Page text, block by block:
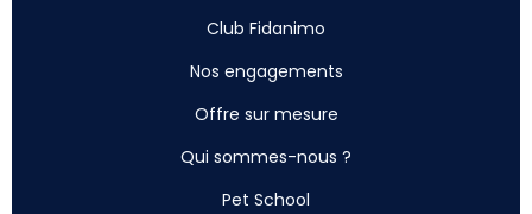
Club Fidanimo
Nos engagements
Offre sur mesure
Qui sommes-nous ?
Pet School